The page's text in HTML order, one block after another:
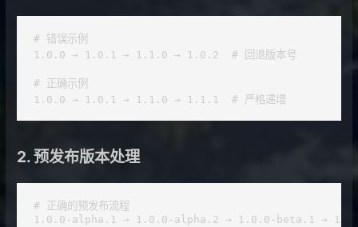
# 错误示例
1.0.0 → 1.0.1 → 1.1.0 → 1.0.2  # 回退版本号
# 正确示例
1.0.0 → 1.0.1 → 1.1.0 → 1.1.1  # 严格递增
2. 预发布版本处理
# 正确的预发布流程
1.0.0-alpha.1 → 1.0.0-alpha.2 → 1.0.0-beta.1 →